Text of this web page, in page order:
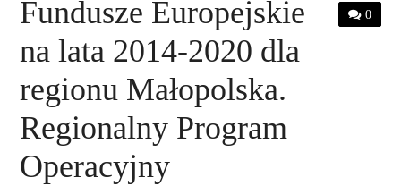
0
Fundusze Europejskie
na lata 2014-2020 dla
regionu Małopolska.
Regionalny Program
Operacyjny